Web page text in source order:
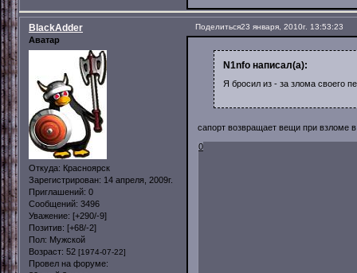
Поделиться23 января, 2010г. 13:53:23
BlackAdder
Аватар
Откуда: Красноярск
Зарегистрирован: 14 апреля, 2009г.
Приглашений: 0
Сообщений: 3496
Уважение: [+290/-9]
Позитив: [+68/-2]
Пол: Мужской
Возраст: 52 [1974-07-22]
Провел на форуме:
N1nfo написал(а):
Я бросил из - за злома своего
сапорт возвращает вещи при взломе
0